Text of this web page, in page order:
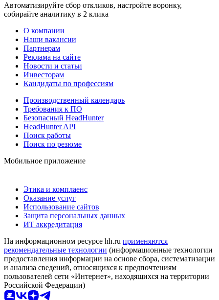
Автоматизируйте сбор откликов, настройте воронку,
собирайте аналитику в 2 клика
О компании
Наши вакансии
Партнерам
Реклама на сайте
Новости и статьи
Инвесторам
Кандидаты по профессиям
Производственный календарь
Требования к ПО
Безопасный HeadHunter
HeadHunter API
Поиск работы
Поиск по резюме
Мобильное приложение
Этика и комплаенс
Оказание услуг
Использование сайтов
Защита персональных данных
ИТ аккредитация
На информационном ресурсе hh.ru применяются
рекомендательные технологии (информационные технологии
предоставления информации на основе сбора, систематизации
и анализа сведений, относящихся к предпочтениям
пользователей сети «Интернет», находящихся на территории
Российской Федерации)